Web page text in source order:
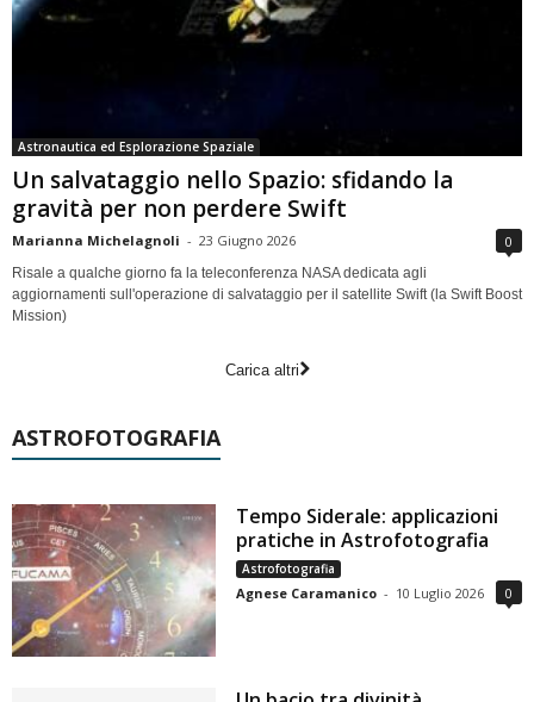
Astronautica ed Esplorazione Spaziale
Un salvataggio nello Spazio: sfidando la
gravità per non perdere Swift
Marianna Michelagnoli - 23 Giugno 2026 0
Risale a qualche giorno fa la teleconferenza NASA dedicata agli
aggiornamenti sull'operazione di salvataggio per il satellite Swift (la Swift Boost
Mission)
Carica altri
ASTROFOTOGRAFIA
Tempo Siderale: applicazioni
pratiche in Astrofotografia
Astrofotografia
Agnese Caramanico - 10 Luglio 2026 0